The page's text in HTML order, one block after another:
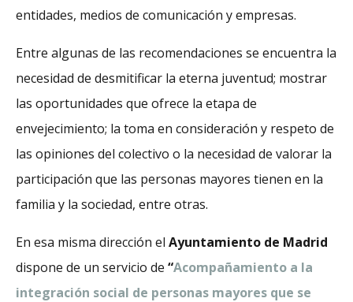
entidades, medios de comunicación y empresas.
Entre algunas de las recomendaciones se encuentra la
necesidad de desmitificar la eterna juventud; mostrar
las oportunidades que ofrece la etapa de
envejecimiento; la toma en consideración y respeto de
las opiniones del colectivo o la necesidad de valorar la
participación que las personas mayores tienen en la
familia y la sociedad, entre otras.
En esa misma dirección el Ayuntamiento de Madrid
dispone de un servicio de “Acompañamiento a la
integración social de personas mayores que se